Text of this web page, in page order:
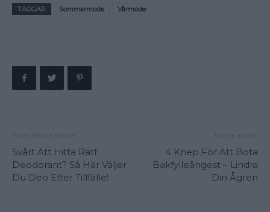
TAGGAR Sommarmode Vårmode
Svårt Att Hitta Rätt
Deodorant? Så Här Väljer
Du Deo Efter Tillfälle!
4 Knep För Att Bota
Bakfylleångest – Lindra
Din Ågren